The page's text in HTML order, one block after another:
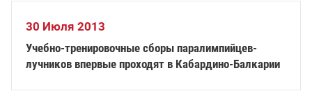
30 Июля 2013
Учебно-тренировочные сборы паралимпийцев-
лучников впервые проходят в Кабардино-Балкарии